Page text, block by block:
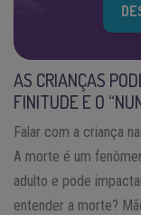
AS CRIANÇAS
FINITUDE E O
Falar com a criança
A morte é um
adulto e pode
entender a morte?